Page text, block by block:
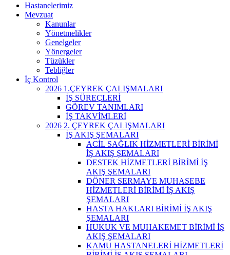
Hastanelerimiz
Mevzuat
Kanunlar
Yönetmelikler
Genelgeler
Yönergeler
Tüzükler
Tebliğler
İç Kontrol
2026 1.ÇEYREK ÇALIŞMALARI
İŞ SÜREÇLERİ
GÖREV TANIMLARI
İŞ TAKVİMLERİ
2026 2. ÇEYREK ÇALIŞMALARI
İŞ AKIŞ ŞEMALARI
ACİL SAĞLIK HİZMETLERİ BİRİMİ
İŞ AKIŞ ŞEMALARI
DESTEK HİZMETLERİ BİRİMİ İŞ
AKIŞ ŞEMALARI
DÖNER SERMAYE MUHASEBE
HİZMETLERİ BİRİMİ İŞ AKIŞ
ŞEMALARI
HASTA HAKLARI BİRİMİ İŞ AKIŞ
ŞEMALARI
HUKUK VE MUHAKEMET BİRİMİ İŞ
AKIŞ ŞEMALARI
KAMU HASTANELERİ HİZMETLERİ